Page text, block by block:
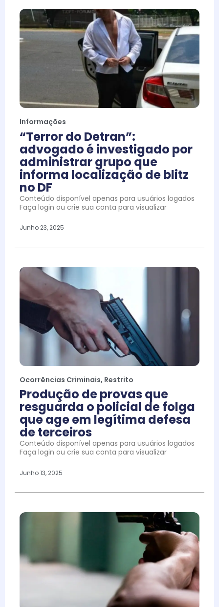
Informações
“Terror do Detran”:
advogado é investigado por
administrar grupo que
informa localização de blitz
no DF
Conteúdo disponível apenas para usuários logados
Faça login ou crie sua conta para visualizar
Junho 23, 2025
Ocorrências Criminais, Restrito
Produção de provas que
resguarda o policial de folga
que age em legítima defesa
de terceiros
Conteúdo disponível apenas para usuários logados
Faça login ou crie sua conta para visualizar
Junho 13, 2025